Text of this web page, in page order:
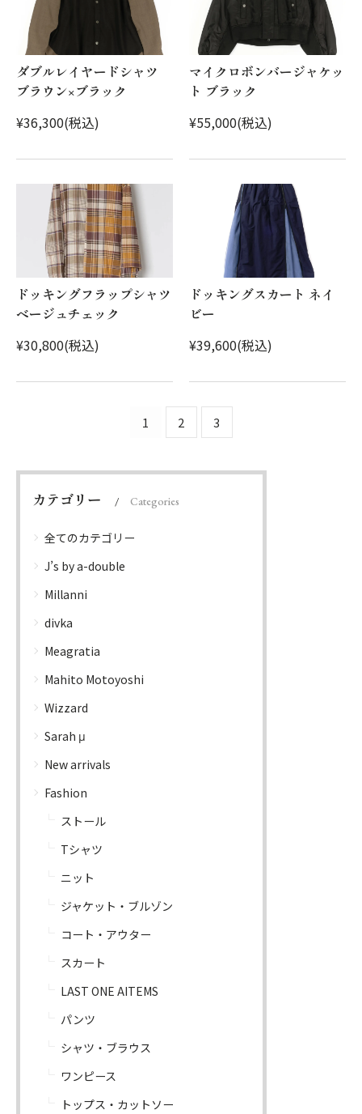
ダブルレイヤードシャツ
ブラウン×ブラック
¥36,300(税込)
マイクロボンバージャケッ
ト ブラック
¥55,000(税込)
ドッキングフラップシャツ
ベージュチェック
¥30,800(税込)
ドッキングスカート ネイ
ビー
¥39,600(税込)
1 2 3
カテゴリー Categories
全てのカテゴリー
J’s by a-double
Millanni
divka
Meagratia
Mahito Motoyoshi
Wizzard
Sarah μ
New arrivals
Fashion
ストール
Tシャツ
ニット
ジャケット・ブルゾン
コート・アウター
スカート
LAST ONE AITEMS
パンツ
シャツ・ブラウス
ワンピース
トップス・カットソー